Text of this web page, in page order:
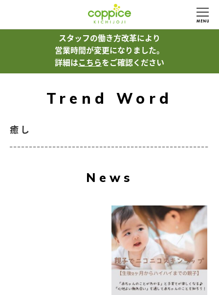
スタッフの働き方改革により
営業時間が変更になりました。
詳細はこちらをご確認ください
Trend Word
癒し
News